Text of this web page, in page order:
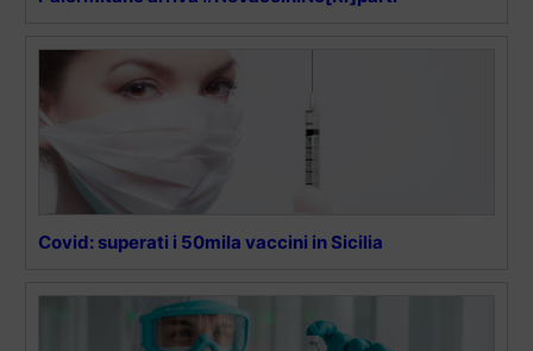
Covid: superati i 50mila vaccini in Sicilia